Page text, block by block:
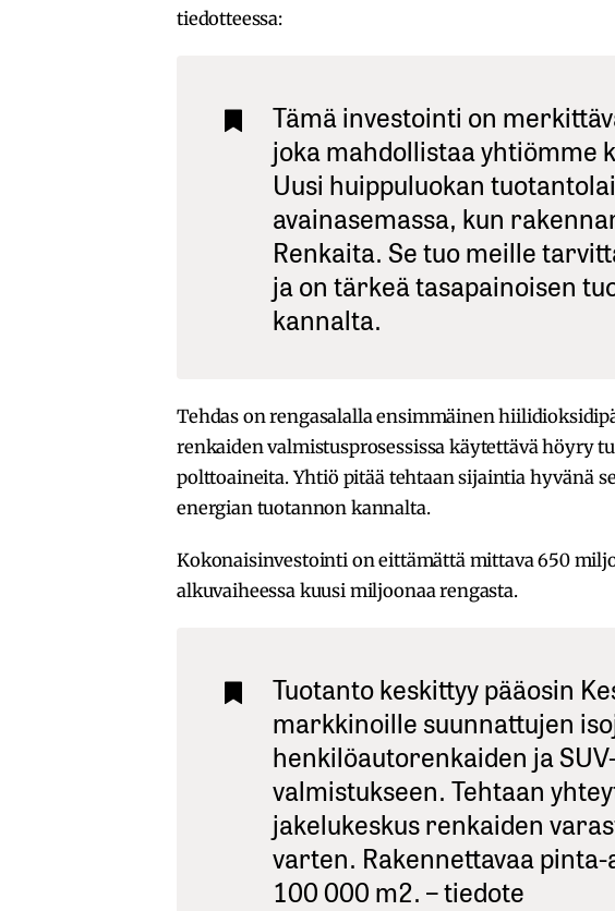
tiedotteessa:
Tämä investointi on
joka mahdollistaa yhtiömme
Uusi huippuluokan
avainasemassa, kun
Renkaita. Se tuo meille
ja on tärkeä tasapainoisen
kannalta.
Tehdas on rengasalalla ensimmäinen
renkaiden valmistusprosessissa käytettävä höyry
polttoaineita. Yhtiö pitää tehtaan sijaintia hyvänä
energian tuotannon kannalta.
Kokonaisinvestointi on eittämättä mittava 650
alkuvaiheessa kuusi miljoonaa rengasta.
Tuotanto keskittyy pääosin
markkinoille suunnattujen
henkilöautorenkaiden ja
valmistukseen. Tehtaan
jakelukeskus renkaiden
varten. Rakennettavaa
100 000 m2. – tiedote